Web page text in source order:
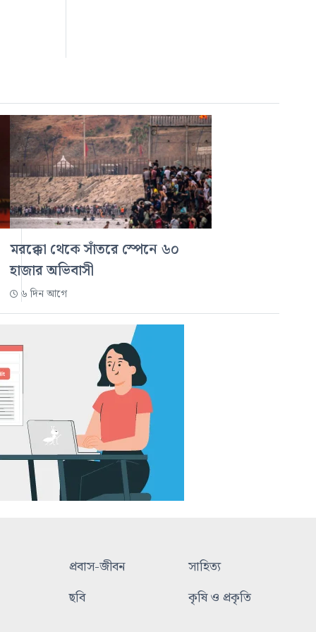
মরক্কো থেকে সাঁতরে স্পেনে ৬০
হাজার অভিবাসী
৬ দিন আগে
প্রবাস-জীবন
সাহিত্য
ছবি
কৃষি ও প্রকৃতি